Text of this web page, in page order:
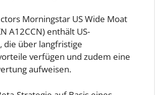
Morningstar US Wide Moat
A12CCN) enthält US-
die über langfristige
verfügen und zudem eine
aufweisen.